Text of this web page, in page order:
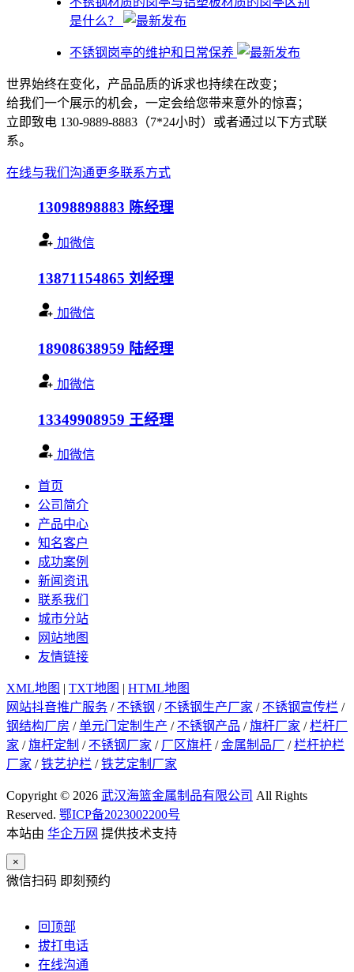
是什么？
不锈钢岗亭的维护和日常保养
世界始终在变化，产品品质的诉求也持续在改变；
给我们一个展示的机会，一定会给您带来意外的惊喜；
立即致电 130-9889-8883（7*24小时）或者通过以下方式联
系。
在线与我们沟通更多联系方式
13098898883 陈经理
加微信
13871154865 刘经理
加微信
18908638959 陆经理
加微信
13349908959 王经理
加微信
首页
公司简介
产品中心
知名客户
成功案例
新闻资讯
联系我们
城市分站
网站地图
友情链接
XML地图 | TXT地图 | HTML地图
网站抖音推广服务 / 不锈钢 / 不锈钢生产厂家 / 不锈钢宣传栏 /
钢结构厂房 /单元门定制生产 / 不锈钢产品 /旗杆厂家 /栏杆厂
家 /旗杆定制 / 不锈钢厂家 / 厂区旗杆 /金属制品厂 /栏杆护栏
厂家 /铁艺护栏 /铁艺定制厂家
Copyright © 2026 武汉海篮金属制品有限公司 All Rights
Reserved. 鄂ICP备2023002200号
本站由 华企万网 提供技术支持
×
微信扫码 即刻预约
回顶部
拔打电话
在线沟通